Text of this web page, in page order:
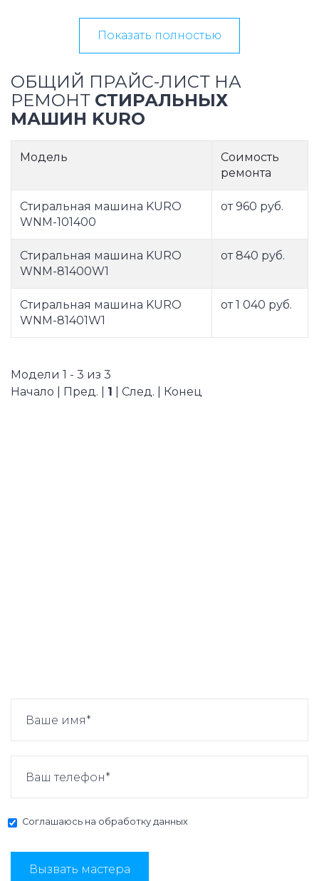
Показать полностью
ОБЩИЙ ПРАЙС-ЛИСТ НА
РЕМОНТ СТИРАЛЬНЫХ
МАШИН KURO
Модель
Соимость
ремонта
Стиральная машина KURO
WNM-101400
от 960 руб.
Стиральная машина KURO
WNM-81400W1
от 840 руб.
Стиральная машина KURO
WNM-81401W1
от 1 040 руб.
Модели 1 - 3 из 3
Начало | Пред. | 1 | След. | Конец
Соглашаюсь на обработку данных
Вызвать мастера